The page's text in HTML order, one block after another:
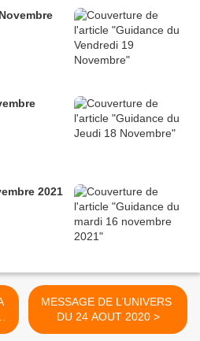
2021
MESSAGE DE L’UNIVERS
DU 24 AOUT 2020 >